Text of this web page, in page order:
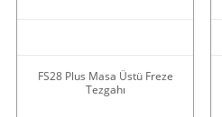
FS28 Plus Masa Üstü Freze
Tezgahı